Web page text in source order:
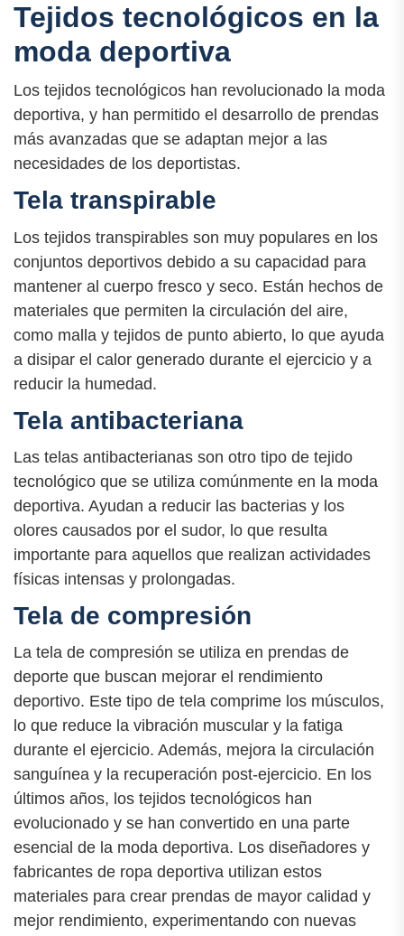
Tejidos tecnológicos en la
moda deportiva
Los tejidos tecnológicos han revolucionado la moda
deportiva, y han permitido el desarrollo de prendas
más avanzadas que se adaptan mejor a las
necesidades de los deportistas.
Tela transpirable
Los tejidos transpirables son muy populares en los
conjuntos deportivos debido a su capacidad para
mantener al cuerpo fresco y seco. Están hechos de
materiales que permiten la circulación del aire,
como malla y tejidos de punto abierto, lo que ayuda
a disipar el calor generado durante el ejercicio y a
reducir la humedad.
Tela antibacteriana
Las telas antibacterianas son otro tipo de tejido
tecnológico que se utiliza comúnmente en la moda
deportiva. Ayudan a reducir las bacterias y los
olores causados por el sudor, lo que resulta
importante para aquellos que realizan actividades
físicas intensas y prolongadas.
Tela de compresión
La tela de compresión se utiliza en prendas de
deporte que buscan mejorar el rendimiento
deportivo. Este tipo de tela comprime los músculos,
lo que reduce la vibración muscular y la fatiga
durante el ejercicio. Además, mejora la circulación
sanguínea y la recuperación post-ejercicio. En los
últimos años, los tejidos tecnológicos han
evolucionado y se han convertido en una parte
esencial de la moda deportiva. Los diseñadores y
fabricantes de ropa deportiva utilizan estos
materiales para crear prendas de mayor calidad y
mejor rendimiento, experimentando con nuevas